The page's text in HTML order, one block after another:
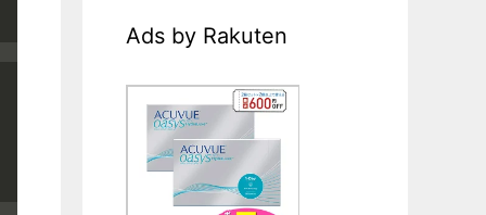
Ads by Rakuten